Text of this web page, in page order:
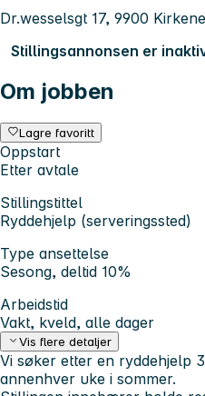
Dr.wesselsgt 17, 9900
Stillingsannonsen er
Om jobben
Lagre favoritt
Oppstart
Etter avtale
Stillingstittel
Ryddehjelp (serveringssted)
Type ansettelse
Sesong, deltid 10%
Arbeidstid
Vakt, kveld, alle dager
Vis flere detaljer
Vi søker etter en ryddehjelp
annenhver uke i sommer.